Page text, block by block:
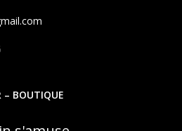
– BOUTIQUE